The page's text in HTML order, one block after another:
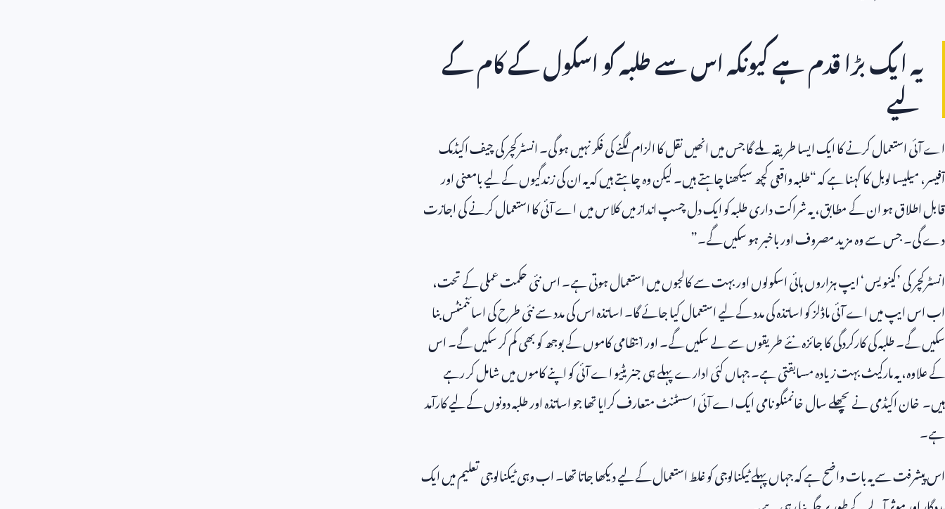
یہ ایک بڑا قدم ہے کیونکہ اس سے طلبہ کو اسکول کے کام کے
لیے
اے آئی استعمال کرنے کا ایک ایسا طریقہ ملے گا جس میں انھیں نقل کا الزام لگنے کی فکر نہیں ہو گی۔ انسٹرکچر کی چیف اکیڈمک
آفیسر، میلیسا لوبل کا کہنا ہے کہ “طلبہ واقعی کچھ سیکھنا چاہتے ہیں۔ لیکن وہ چاہتے ہیں کہ یہ ان کی زندگیوں کے لیے بامعنی اور
قابل اطلاق ہو ان کے مطابق، یہ شراکت داری طلبہ کو ایک دل چسپ انداز میں کلاس میں اے آئی کا استعمال کرنے کی اجازت
دے گی۔ جس سے وہ مزید مصروف اور باخبر ہو سکیں گے۔”
انسٹرکچر کی ’کینویس‘ ایپ ہزاروں ہائی اسکولوں اور بہت سے کالجوں میں استعمال ہوتی ہے۔ اس نئی حکمت عملی کے تحت،
اب اس ایپ میں اے آئی ماڈلز کو اساتذہ کی مدد کے لیے استعمال کیا جائے گا۔ اساتذہ اس کی مدد سے نئی طرح کی اسائنمنٹس بنا
سکیں گے۔ طلبہ کی کارکردگی کا جائزہ نئے طریقوں سے لے سکیں گے۔ اور انتظامی کاموں کے بوجھ کو بھی کم کر سکیں گے۔ اس
کے علاوہ، یہ مارکیٹ بہت زیادہ مسابقتی ہے۔ جہاں کئی ادارے پہلے ہی جنریٹیو اے آئی کو اپنے کاموں میں شامل کر رہے
ہیں۔ خان اکیڈمی نے پچھلے سال خانمنگو نامی ایک اے آئی اسسٹنٹ متعارف کرایا تھا جو اساتذہ اور طلبہ دونوں کے لیے کارآمد
ہے۔
اس پیشرفت سے یہ بات واضح ہے کہ جہاں پہلے ٹیکنالوجی کو غلط استعمال کے لیے دیکھا جاتا تھا۔ اب وہی ٹیکنالوجی تعلیم میں ایک